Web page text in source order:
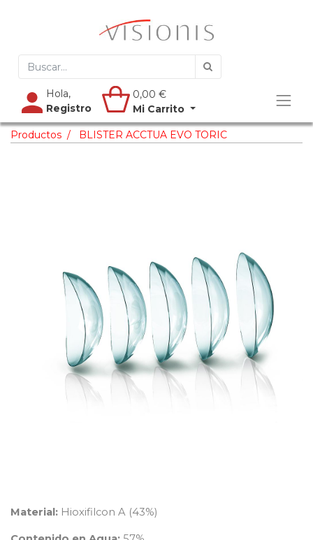
Hola,
Registro
0,00 €
Mi Carrito
Productos BLISTER ACCTUA EVO TORIC
Material: Hioxifilcon A (43%)